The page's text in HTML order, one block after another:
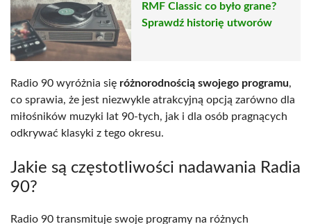
RMF Classic co było grane?
Sprawdź historię utworów
Radio 90 wyróżnia się różnorodnością swojego programu,
co sprawia, że jest niezwykle atrakcyjną opcją zarówno dla
miłośników muzyki lat 90-tych, jak i dla osób pragnących
odkrywać klasyki z tego okresu.
Jakie są częstotliwości nadawania Radia
90?
Radio 90 transmituje swoje programy na różnych